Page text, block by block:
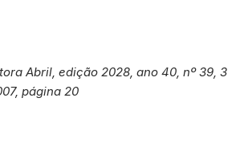
Abril, edição 2028, ano 40, nº 39, 3
página 20